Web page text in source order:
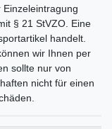
§ 21 StVZO. Eine
handelt.
wir Ihnen per
sollte nur von
nicht für einen